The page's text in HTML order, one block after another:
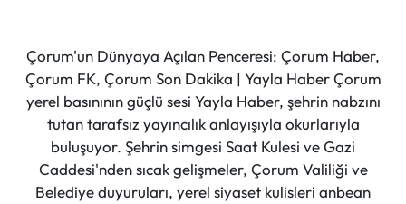
Çorum'un Dünyaya Açılan Penceresi: Çorum Haber,
Çorum FK, Çorum Son Dakika | Yayla Haber Çorum
yerel basınının güçlü sesi Yayla Haber, şehrin nabzını
tutan tarafsız yayıncılık anlayışıyla okurlarıyla
buluşuyor. Şehrin simgesi Saat Kulesi ve Gazi
Caddesi'nden sıcak gelişmeler, Çorum Valiliği ve
Belediye duyuruları, yerel siyaset kulisleri anbean